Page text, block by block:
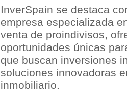
InverSpain se destaca
empresa especializada
venta de proindivisos,
oportunidades únicas
que buscan inversiones
soluciones innovadoras
inmobiliario.